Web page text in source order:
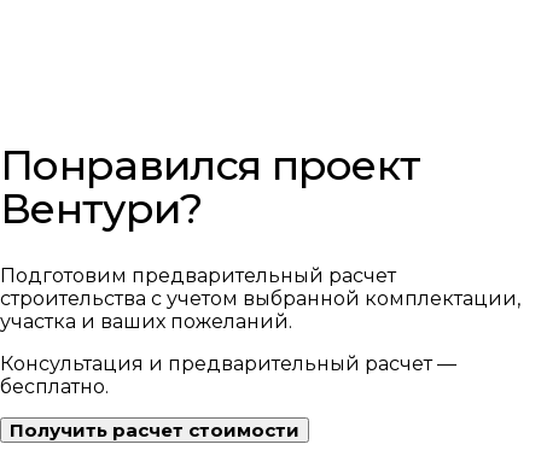
Понравился проект
Вентури?
Подготовим предварительный расчет
строительства с учетом выбранной комплектации,
участка и ваших пожеланий.
Консультация и предварительный расчет —
бесплатно.
Получить расчет стоимости